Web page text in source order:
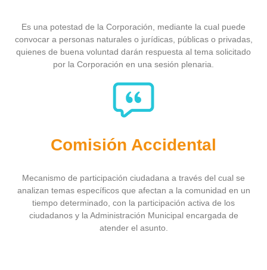
Es una potestad de la Corporación, mediante la cual puede
convocar a personas naturales o jurídicas, públicas o privadas,
quienes de buena voluntad darán respuesta al tema solicitado
por la Corporación en una sesión plenaria.
Comisión Accidental
Mecanismo de participación ciudadana a través del cual se
analizan temas específicos que afectan a la comunidad en un
tiempo determinado, con la participación activa de los
ciudadanos y la Administración Municipal encargada de
atender el asunto.